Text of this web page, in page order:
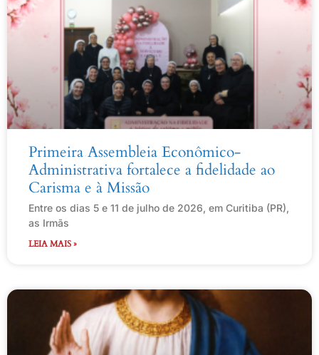
Primeira Assembleia Econômico-
Administrativa fortalece a fidelidade ao
Carisma e à Missão
Entre os dias 5 e 11 de julho de 2026, em Curitiba (PR),
as Irmãs
LEIA MAIS »